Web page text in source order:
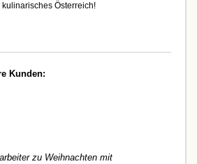
Österreich!
Kunden:
zu Weihnachten mit